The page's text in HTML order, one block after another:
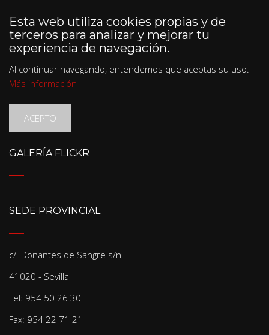
Esta web utiliza cookies propias y de
terceros para analizar y mejorar tu
experiencia de navegación.
Al continuar navegando, entendemos que aceptas su uso.
Más información
ACEPTO
GALERÍA FLICKR
SEDE PROVINCIAL
c/. Donantes de Sangre s/n
41020 - Sevilla
Tel: 954 50 26 30
Fax: 954 22 71 21